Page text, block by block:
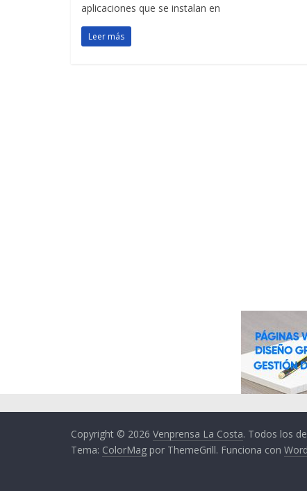
aplicaciones que se instalan en
Leer más
Copyright © 2026 Venprensa La Costa. Todos los
Tema: ColorMag por ThemeGrill. Funciona con